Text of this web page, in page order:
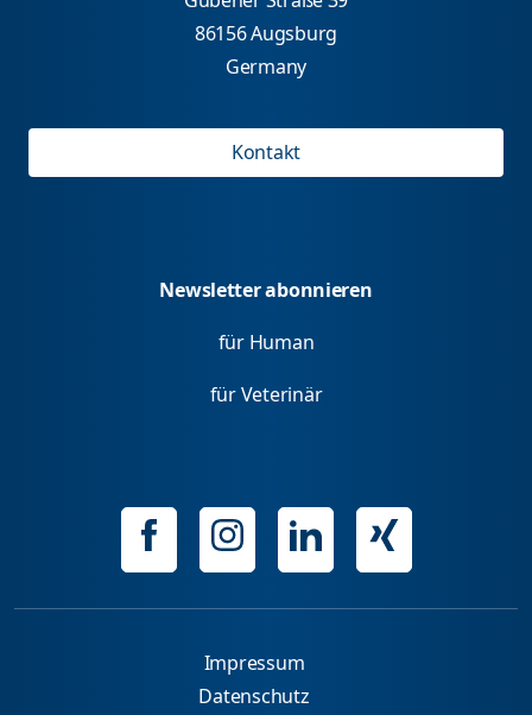
86156 Augsburg
Germany
Kontakt
Newsletter abonnieren
für Human
für Veterinär
Impressum
Datenschutz